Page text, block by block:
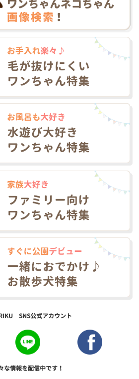
SNS公式アカウント
な情報を配信中です！